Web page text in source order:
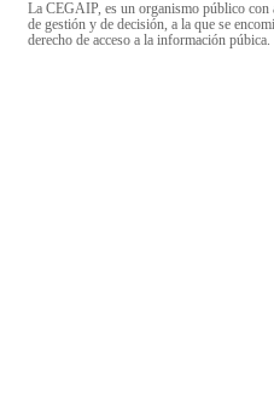
La CEGAIP, es un organismo público con
de gestión y de decisión, a la que se
derecho de acceso a la información púbica.